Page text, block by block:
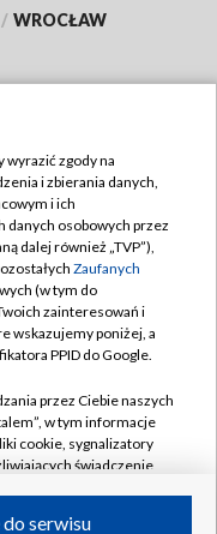
/ WROCŁAW
wyrazić zgody na
i zbierania danych,
i ich
danych osobowych przez
dalej również „TVP”),
Zaufanych
(w tym do
zainteresowań i
wskazujemy poniżej, a
PPID do Google.
przez Ciebie naszych
w tym informacje
cookie, sygnalizatory
świadczenie
serwisu